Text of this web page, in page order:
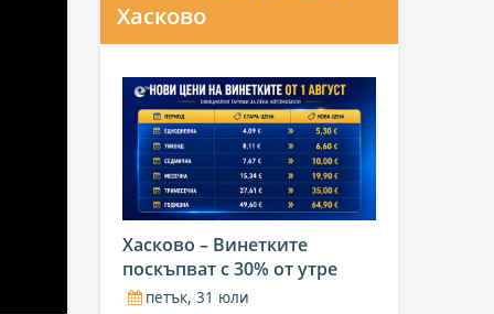
Хасково
Хасково – Винетките
поскъпват с 30% от утре
петък, 31 юли